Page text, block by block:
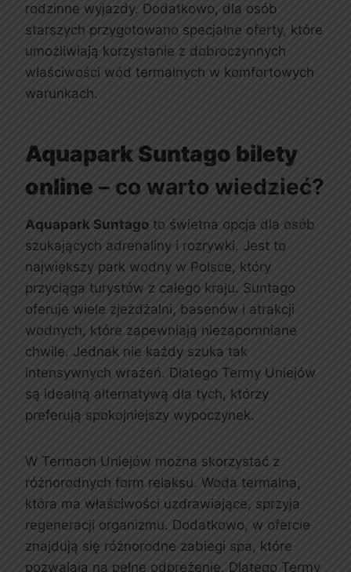
rodzinne wyjazdy. Dodatkowo, dla osób
starszych przygotowano specjalne oferty, które
umożliwiają korzystanie z dobroczynnych
właściwości wód termalnych w komfortowych
warunkach.
Aquapark Suntago bilety
online – co warto wiedzieć?
Aquapark Suntago to świetna opcja dla osób
szukających adrenaliny i rozrywki. Jest to
największy park wodny w Polsce, który
przyciąga turystów z całego kraju. Suntago
oferuje wiele zjeżdżalni, basenów i atrakcji
wodnych, które zapewniają niezapomniane
chwile. Jednak nie każdy szuka tak
intensywnych wrażeń. Dlatego Termy Uniejów
są idealną alternatywą dla tych, którzy
preferują spokojniejszy wypoczynek.
W Termach Uniejów można skorzystać z
różnorodnych form relaksu. Woda termalna,
która ma właściwości uzdrawiające, sprzyja
regeneracji organizmu. Dodatkowo, w ofercie
znajdują się różnorodne zabiegi spa, które
pozwalają na pełne odprężenie. Dlatego Termy